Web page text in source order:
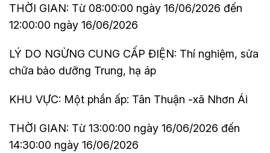
THỜI GIAN: Từ 08:00:00 ngày 16/06/2026 đến
12:00:00 ngày 16/06/2026
LÝ DO NGỪNG CUNG CẤP ĐIỆN: Thí nghiệm, sửa
chữa bảo dưỡng Trung, hạ áp
KHU VỰC: Một phần ấp: Tân Thuận -xã Nhơn Ái
THỜI GIAN: Từ 13:00:00 ngày 16/06/2026 đến
14:30:00 ngày 16/06/2026